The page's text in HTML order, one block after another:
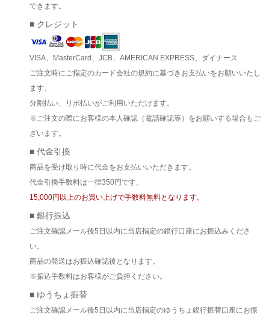
できます。
■ クレジット
VISA、MasterCard、JCB、AMERICAN EXPRESS、ダイナース
ご注文時にご指定のカード会社の規約に基づきお支払いをお願いいたし
ます。
分割払い、リボ払いがご利用いただけます。
※ご注文の際にお客様の本人確認（電話確認等）をお願いする場合もご
ざいます。
■ 代金引換
商品を受け取り時に代金をお支払いいただきます。
代金引換手数料は一律350円です。
15,000円以上のお買い上げで手数料無料となります。
■ 銀行振込
ご注文確認メール後5日以内に当店指定の銀行口座にお振込みくださ
い。
商品の発送はお振込確認後となります。
※振込手数料はお客様がご負担ください。
■ ゆうちょ振替
ご注文確認メール後5日以内に当店指定のゆうちょ銀行振替口座にお振